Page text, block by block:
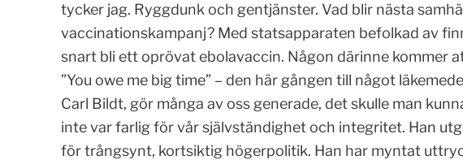
tycker jag. Ryggdunk och gentjänster. Vad blir nästa
vaccinationskampanj? Med statsapparaten befolkad av
snart bli ett oprövat ebolavaccin. Någon därinne kommer
”You owe me big time” – den här gången till något
Carl Bildt, gör många av oss generade, det skulle man
inte var farlig för vår självständighet och integritet. Han
för trångsynt, kortsiktig högerpolitik. Han har myntat